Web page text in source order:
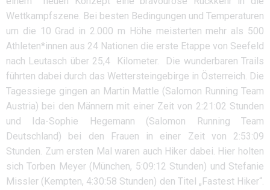
Wettkampfszene. Bei besten Bedingungen und Temperaturen
um die 10 Grad in 2.000 m Höhe meisterten mehr als 500
Athleten*innen aus 24 Nationen die erste Etappe von Seefeld
nach Leutasch über 25,4 Kilometer. Die wunderbaren Trails
führten dabei durch das Wettersteingebirge in Österreich. Die
Tagessiege gingen an Martin Mattle (Salomon Running Team
Austria) bei den Männern mit einer Zeit von 2:21:02 Stunden
und Ida-Sophie Hegemann (Salomon Running Team
Deutschland) bei den Frauen in einer Zeit von 2:53:09
Stunden. Zum ersten Mal waren auch Hiker dabei. Hier holten
sich Torben Meyer (München, 5:09:12 Stunden) und Stefanie
Missler (Kempten, 4:30:58 Stunden) den Titel „Fastest Hiker“.